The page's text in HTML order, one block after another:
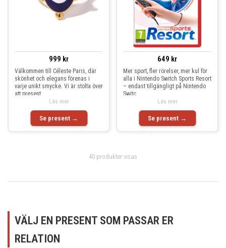
999 kr
Välkommen till Céleste Paris, där
skönhet och elegans förenas i
varje unikt smycke. Vi är stolta över
att present
Se present →
Läs mer
649 kr
Mer sport, fler rörelser, mer kul för
alla i Nintendo Switch Sports Resort
– endast tillgängligt på Nintendo
Switc
Se present →
Läs mer
40 produkter visas
VÄLJ EN PRESENT SOM PASSAR ER
RELATION